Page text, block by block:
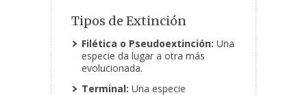
Tipos de Extinción
Filética o Pseudoextinción: Una
especie da lugar a otra más
evolucionada.
Terminal: Una especie